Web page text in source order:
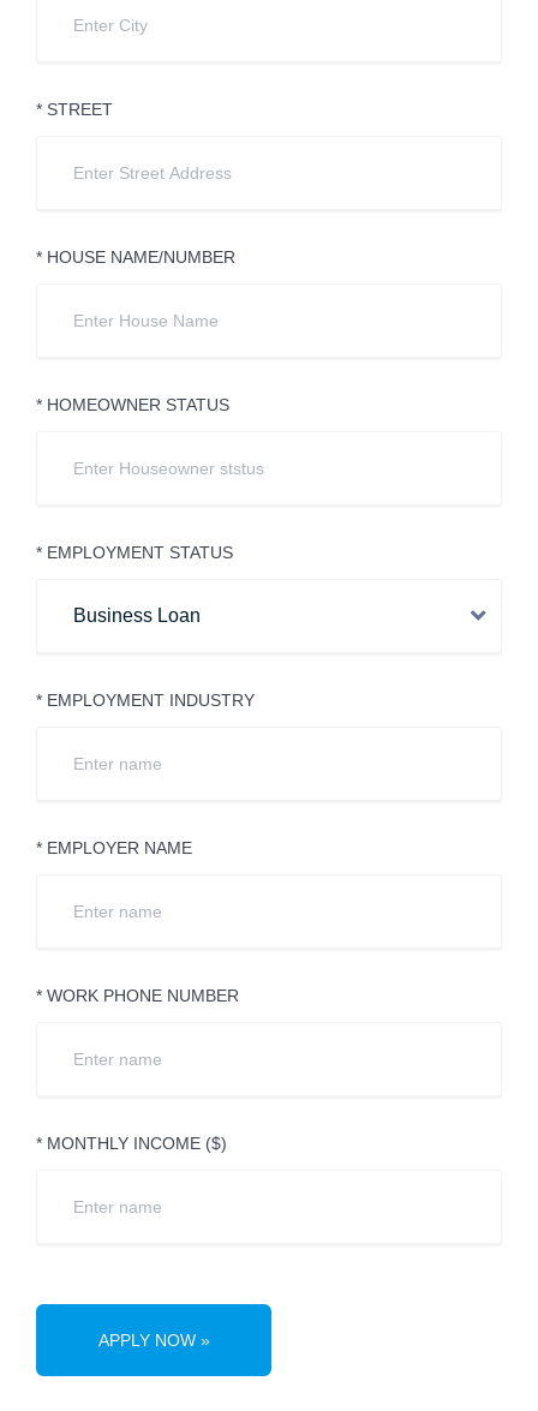
* STREET
* HOUSE NAME/NUMBER
* HOMEOWNER STATUS
* EMPLOYMENT STATUS
* EMPLOYMENT INDUSTRY
* EMPLOYER NAME
* WORK PHONE NUMBER
* MONTHLY INCOME ($)
APPLY NOW »